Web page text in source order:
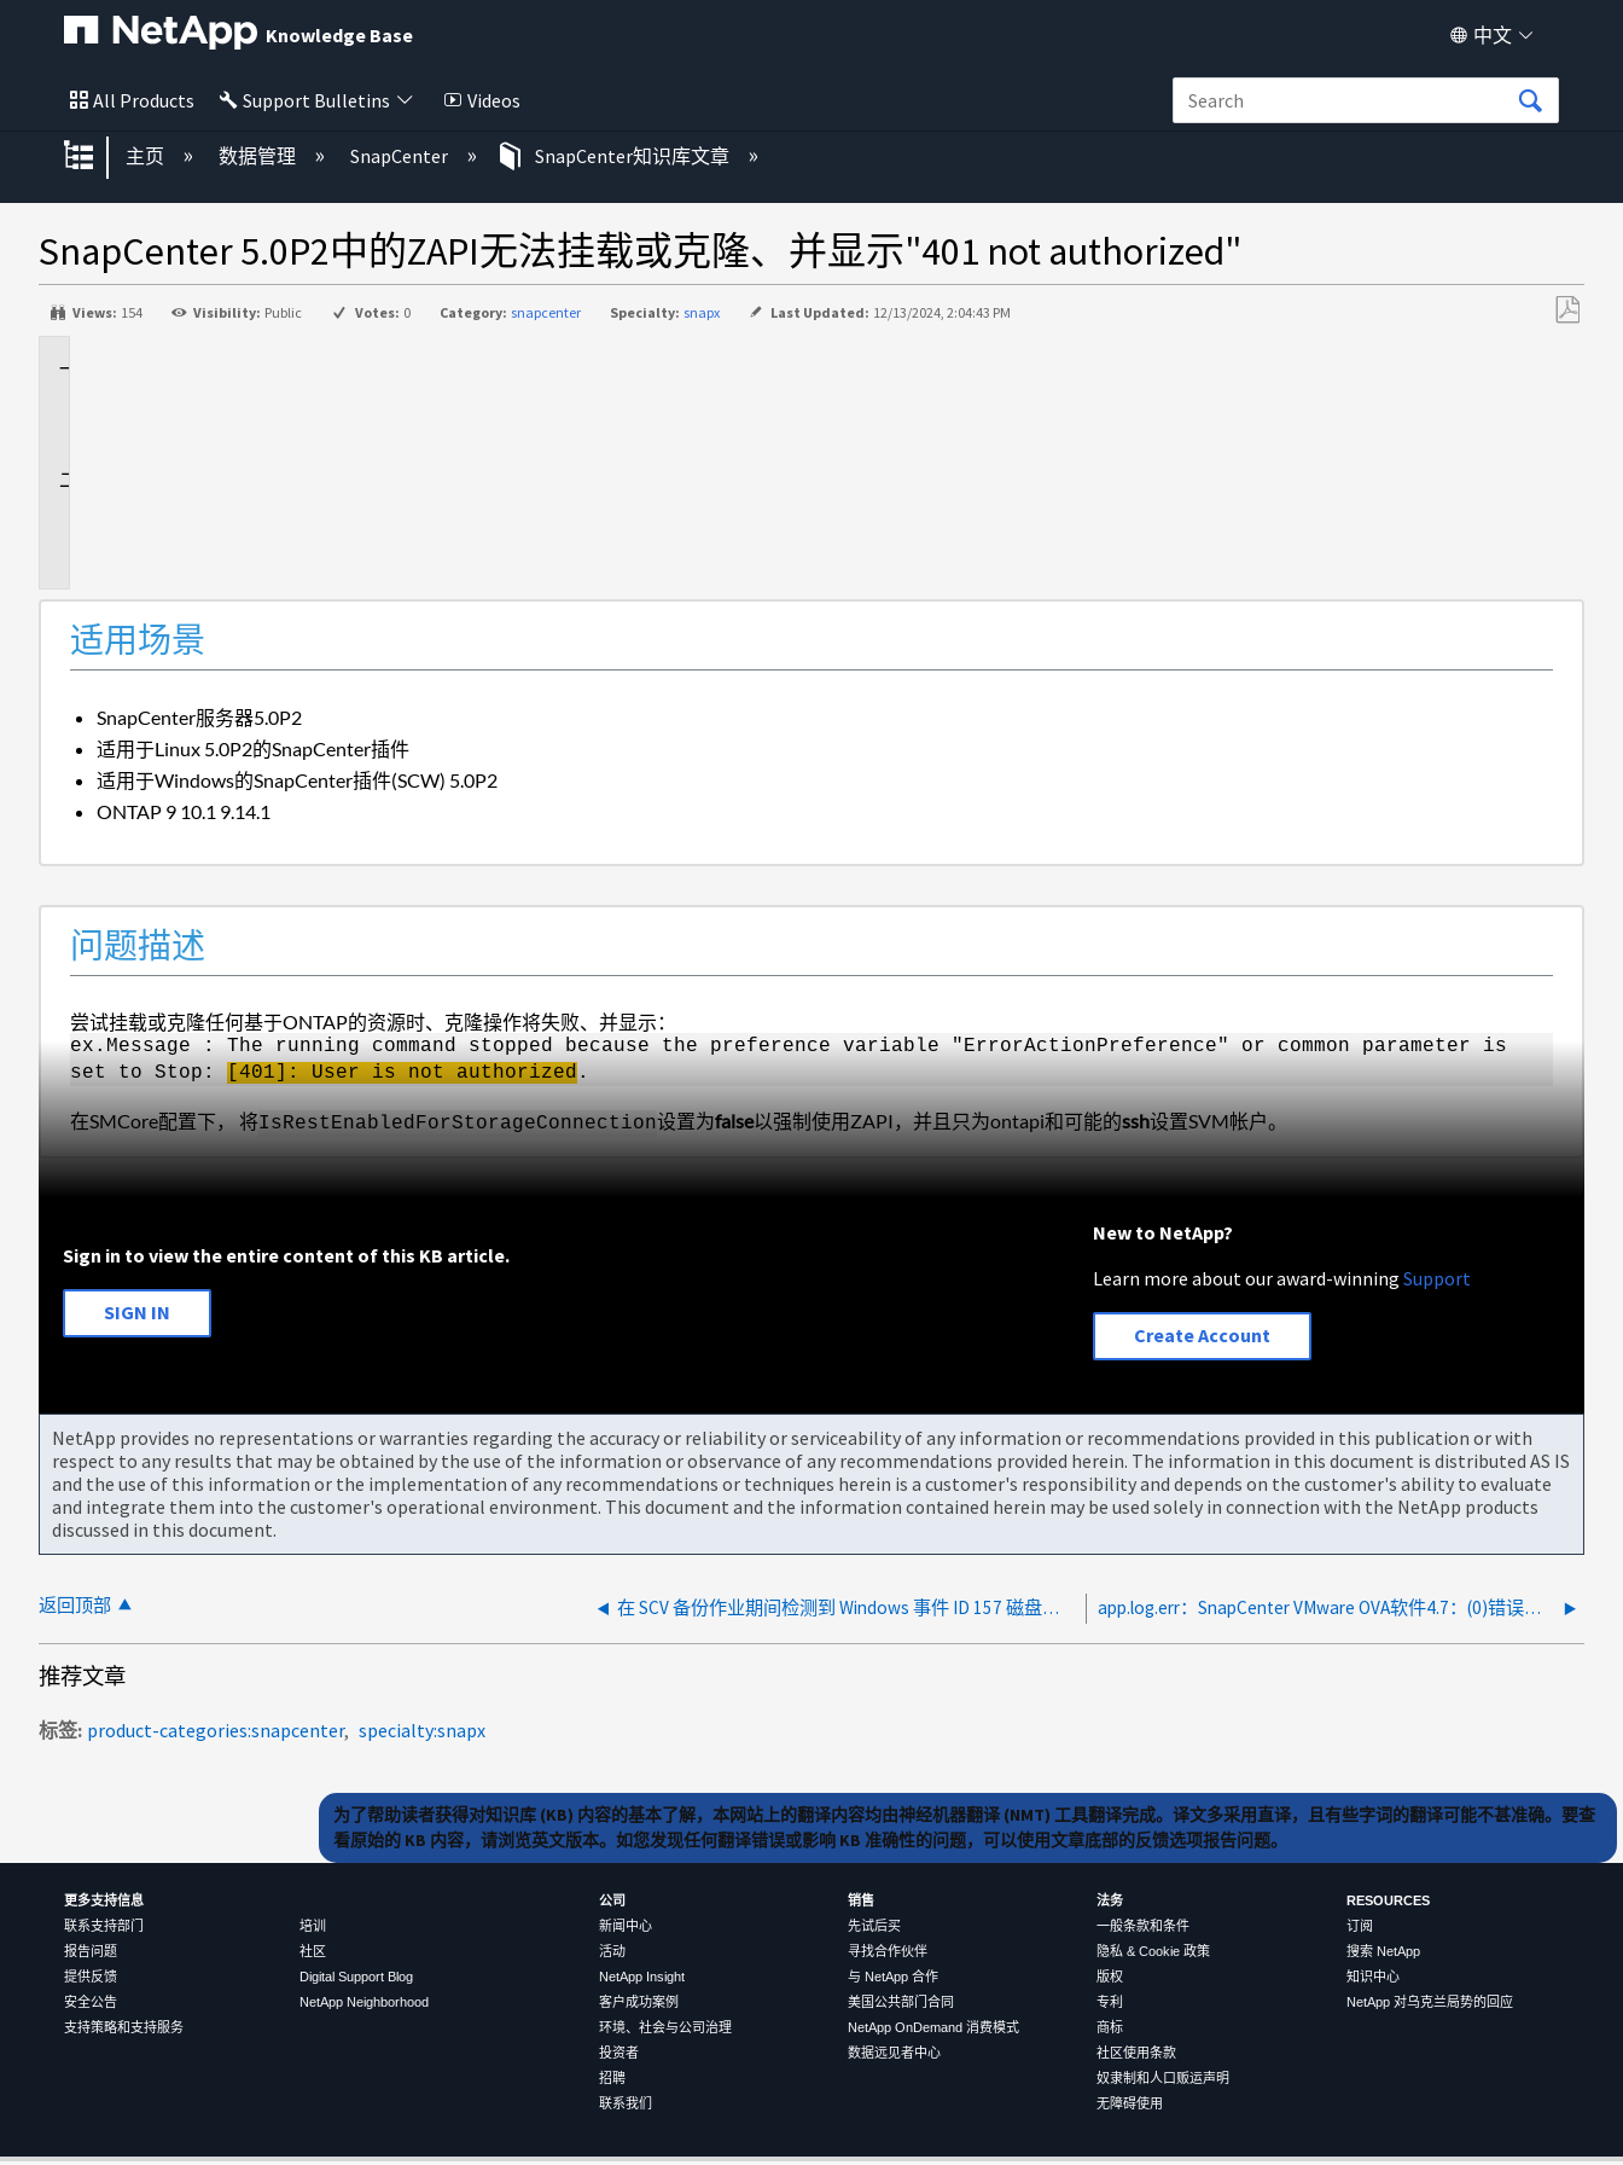
Knowledge Base 中文
All Products Support Bulletins Videos
扩展/隐缩全局层次
主页 数据管理 SnapCenter SnapCenter知识库文章
SnapCenter 5.0P2中的ZAPI无法挂载或克隆、并显示"401 not authorized"
Views: 154 Visibility: Public Votes: 0 Category: snapcenter Specialty: snapx Last Updated: 12/13/2024, 2:04:43 PM
适用场景
SnapCenter服务器5.0P2
适用于Linux 5.0P2的SnapCenter插件
适用于Windows的SnapCenter插件(SCW) 5.0P2
ONTAP 9 10.1 9.14.1
问题描述
尝试挂载或克隆任何基于ONTAP的资源时、克隆操作将失败、并显示：
ex.Message : The running command stopped because the preference variable "ErrorActionPreference" or common parameter is
set to Stop:
[401]: User is not authorized .
在SMCore配置下， 将IsRestEnabledForStorageConnection设置为false以强制使用ZAPI，并且只为ontapi和可能的ssh设置SVM帐户。
Sign in to view the entire content of this KB article.
SIGN IN
New to NetApp?
Learn more about our award-winningSupport
Create Account
NetApp provides no representations or warranties regarding the accuracy or reliability or serviceability of any information or recommendations provided in this publication or with
respect to any results that may be obtained by the use of the information or observance of any recommendations provided herein. The information in this document is distributed AS IS
and the use of this information or the implementation of any recommendations or techniques herein is a customer's responsibility and depends on the customer's ability to evaluate
and integrate them into the customer's operational environment. This document and the information contained herein may be used solely in connection with the NetApp products
discussed in this document.
返回顶部 在 SCV 备份作业期间检测到 Windows 事件 ID 157 磁盘警告 app.log.err：SnapCenter VMware OVA软件4.7：(0)错误：未找到SnapMirror目标
推荐文章
标签 product-categories:snapcenter specialty:snapx
为了帮助读者获得对知识库 (KB) 内容的基本了解，本网站上的翻译内容均由神经机器翻译 (NMT) 工具翻译完成。译文多采用直译，且有些字词的翻译可能不甚准确。要查
看原始的 KB 内容，请浏览英文版本。如您发现任何翻译错误或影响 KB 准确性的问题，可以使用文章底部的反馈选项报告问题。
更多支持信息
联系支持部门
报告问题
提供反馈
安全公告
支持策略和支持服务
培训
社区
Digital Support Blog
NetApp Neighborhood
公司
新闻中心
活动
NetApp Insight
客户成功案例
环境、社会与公司治理
投资者
招聘
联系我们
销售
先试后买
寻找合作伙伴
与 NetApp 合作
美国公共部门合同
NetApp OnDemand 消费模式
数据远见者中心
法务
一般条款和条件
隐私 & Cookie 政策
版权
专利
商标
社区使用条款
奴隶制和人口贩运声明
无障碍使用
RESOURCES
订阅
搜索 NetApp
知识中心
NetApp 对乌克兰局势的回应